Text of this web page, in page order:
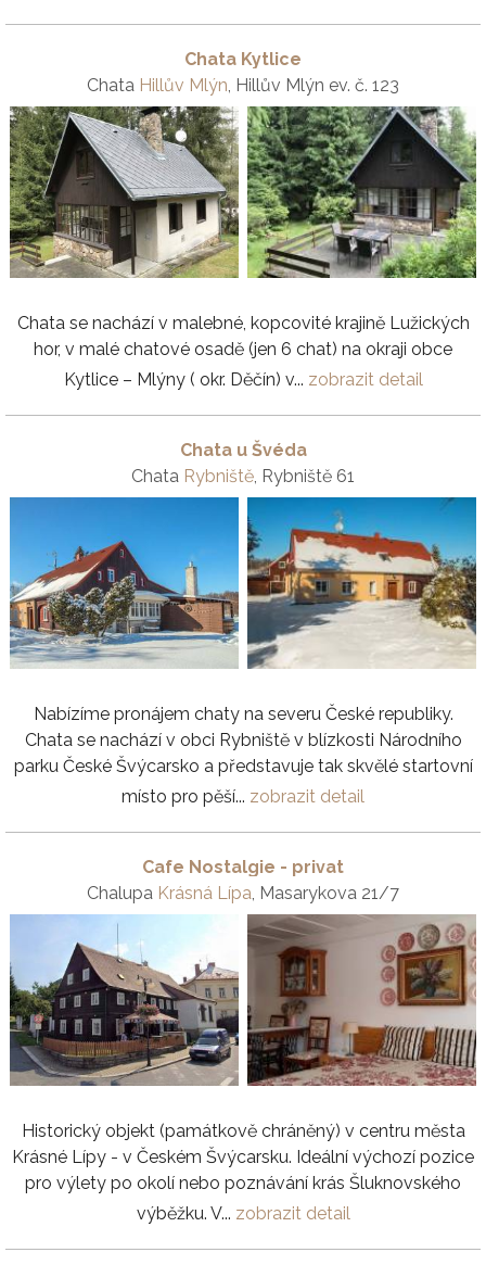
Chata Kytlice
Chata Hillův Mlýn, Hillův Mlýn ev. č. 123
Chata se nachází v malebné, kopcovité krajině Lužických
hor, v malé chatové osadě (jen 6 chat) na okraji obce
Kytlice – Mlýny ( okr. Děčín) v... zobrazit detail
Chata u Švéda
Chata Rybniště, Rybniště 61
Nabízíme pronájem chaty na severu České republiky.
Chata se nachází v obci Rybniště v blízkosti Národního
parku České Švýcarsko a představuje tak skvělé startovní
místo pro pěší... zobrazit detail
Cafe Nostalgie - privat
Chalupa Krásná Lípa, Masarykova 21/7
Historický objekt (památkově chráněný) v centru města
Krásné Lípy - v Českém Švýcarsku. Ideální výchozí pozice
pro výlety po okolí nebo poznávání krás Šluknovského
výběžku. V... zobrazit detail